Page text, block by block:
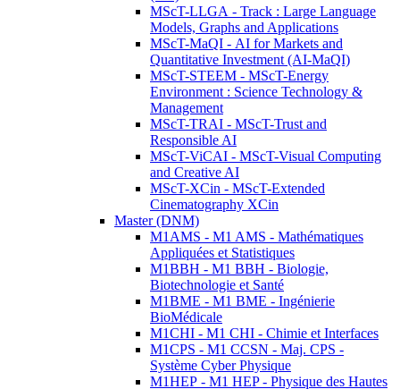
MScT-LLGA - Track : Large Language
Models, Graphs and Applications
MScT-MaQI - AI for Markets and
Quantitative Investment (AI-MaQI)
MScT-STEEM - MScT-Energy
Environment : Science Technology &
Management
MScT-TRAI - MScT-Trust and
Responsible AI
MScT-ViCAI - MScT-Visual Computing
and Creative AI
MScT-XCin - MScT-Extended
Cinematography XCin
Master (DNM)
M1AMS - M1 AMS - Mathématiques
Appliquées et Statistiques
M1BBH - M1 BBH - Biologie,
Biotechnologie et Santé
M1BME - M1 BME - Ingénierie
BioMédicale
M1CHI - M1 CHI - Chimie et Interfaces
M1CPS - M1 CCSN - Maj. CPS -
Système Cyber Physique
M1HEP - M1 HEP - Physique des Hautes